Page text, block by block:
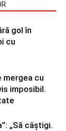
gol în
cu
mergea cu
imposibil.
„Să câștigi.